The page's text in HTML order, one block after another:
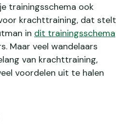
trainingsschema ook
krachttraining, dat stelt
in dit trainingsschema
Maar veel wandelaars
van krachttraining,
voordelen uit te halen